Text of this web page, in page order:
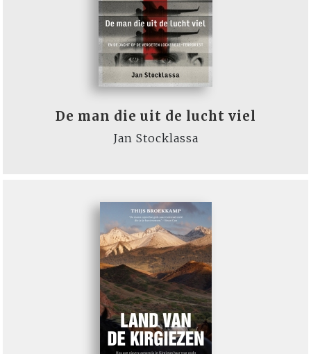
De man die uit de lucht viel
Jan Stocklassa